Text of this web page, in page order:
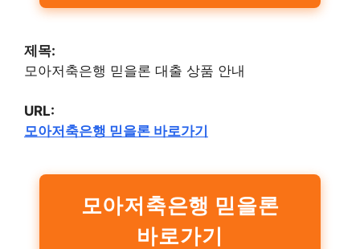
제목:
모아저축은행 믿을론 대출 상품 안내
URL:
모아저축은행 믿을론 바로가기
모아저축은행 믿을론
바로가기